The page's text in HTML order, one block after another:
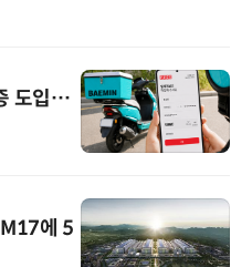
도입…
에 5